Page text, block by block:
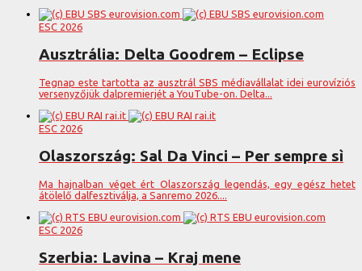
ESC 2026
Ausztrália: Delta Goodrem – Eclipse
Tegnap este tartotta az ausztrál SBS médiavállalat idei eurovíziós
versenyzőjük dalpremierjét a YouTube-on. Delta...
ESC 2026
Olaszország: Sal Da Vinci – Per sempre sì
Ma hajnalban véget ért Olaszország legendás, egy egész hetet
átölelő dalfesztiválja, a Sanremo 2026....
ESC 2026
Szerbia: Lavina – Kraj mene